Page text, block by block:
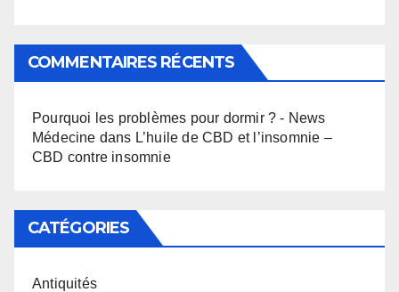
COMMENTAIRES RÉCENTS
Pourquoi les problèmes pour dormir ? - News
Médecine dans L’huile de CBD et l’insomnie –
CBD contre insomnie
CATÉGORIES
Antiquités